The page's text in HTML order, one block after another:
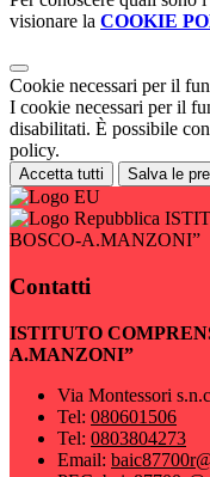
visionare la COOKIE
Cookie necessari per il
I cookie necessari per il
disabilitati. È possibile
policy.
Accetta tutti Salva le
BOSCO-A.MANZONI”
Contatti
ISTITUTO
A.MANZONI”
Via Montessori
Tel: 080601506
Tel: 0803804273
Email: